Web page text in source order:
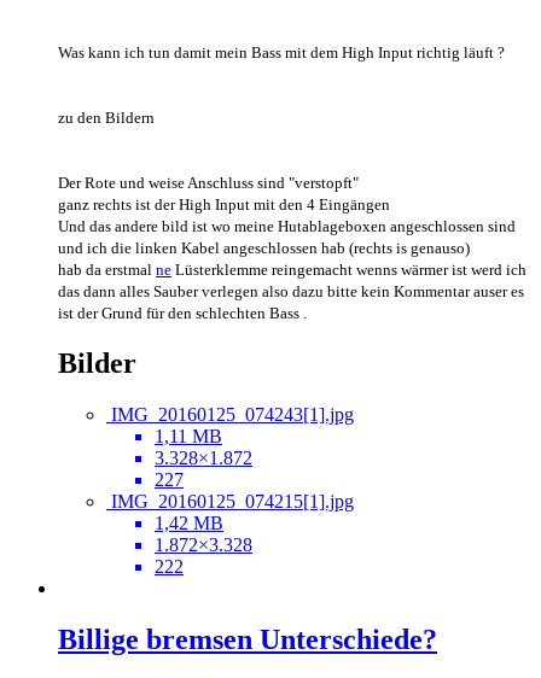
Was kann ich tun damit mein Bass mit dem High Input richtig läuft ?
zu den Bildern
Der Rote und weise Anschluss sind "verstopft"
ganz rechts ist der High Input mit den 4 Eingängen
Und das andere bild ist wo meine Hutablageboxen angeschlossen sind
und ich die linken Kabel angeschlossen hab (rechts is genauso)
hab da erstmal ne Lüsterklemme reingemacht wenns wärmer ist werd ich
das dann alles Sauber verlegen also dazu bitte kein Kommentar auser es
ist der Grund für den schlechten Bass .
Bilder
IMG_20160125_074243[1].jpg
1,11 MB
3.328×1.872
227
IMG_20160125_074215[1].jpg
1,42 MB
1.872×3.328
222
Billige bremsen Unterschiede?